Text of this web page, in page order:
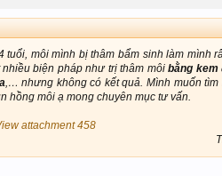
môi mình bị thâm bẩm sinh làm mình
biện pháp như trị thâm môibằng kem
,… nhưng không có kết quả. Mình muốn tìm
hồng môi ạ mong chuyên mục tư vấn.
attachment 458